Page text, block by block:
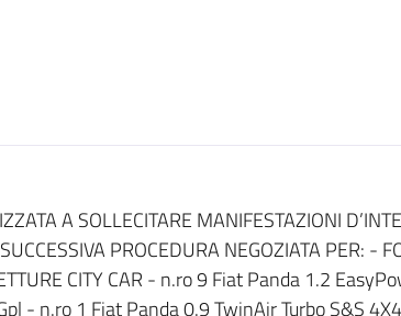
A SOLLECITARE MANIFESTAZIONI
PROCEDURA NEGOZIATA PER: -
CITY CAR - n.ro 9 Fiat Panda 1.2
- n.ro 1 Fiat Panda 0.9 TwinAir Turbo S&S